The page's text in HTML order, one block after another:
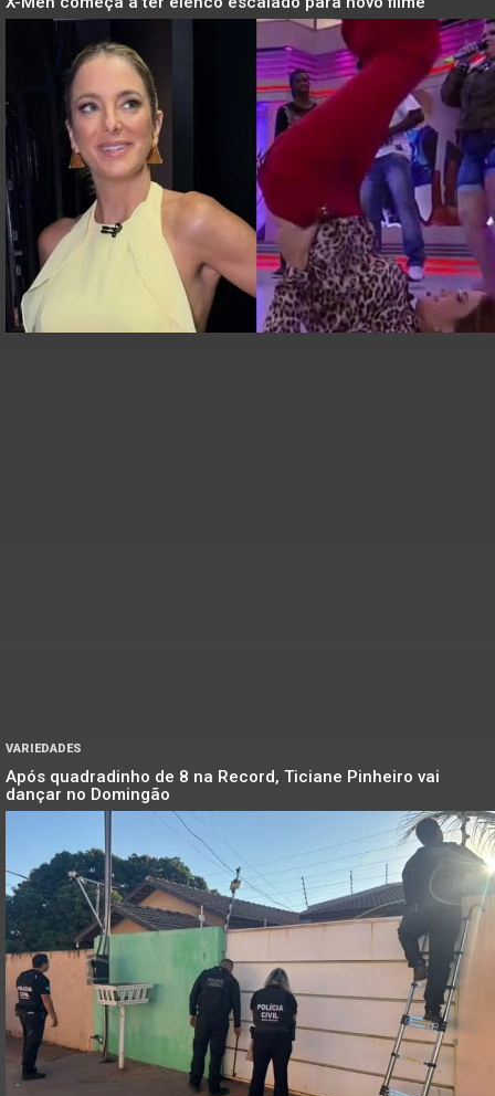
VARIEDADES
Após quadradinho de 8 na Record, Ticiane Pinheiro vai
dançar no Domingão